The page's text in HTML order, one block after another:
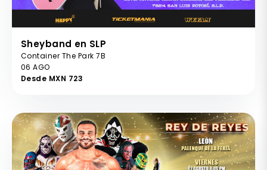
Sheyband en SLP
Container The Park 7B
06 AGO
Desde MXN 723